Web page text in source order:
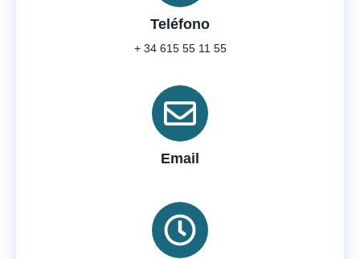
Teléfono
+ 34 615 55 11 55
Email